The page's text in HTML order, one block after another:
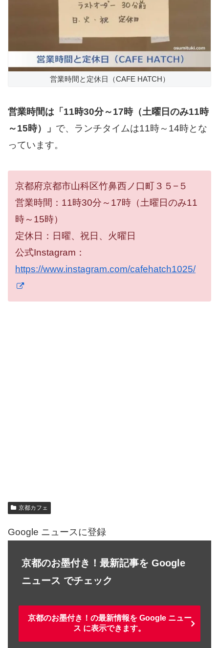
営業時間と定休日（CAFE HATCH）
営業時間は「11時30分～17時（土曜日のみ11時
～15時）」 で、ランチタイムは11時～14時とな
っています。
京都府京都市山科区竹鼻西ノ口町３５−５
営業時間：11時30分～17時（土曜日のみ11
時～15時）
定休日：日曜、祝日、火曜日
公式Instagram：
https://www.instagram.com/cafehatch1025/
京都カフェ
Google ニュースに登録
京都のお墨付き！最新記事を Google
ニュース でチェック
京都のお墨付き！の最新情報を Google ニュー
ス に表示できます。